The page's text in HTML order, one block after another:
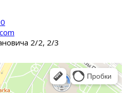
2/2, 2/3